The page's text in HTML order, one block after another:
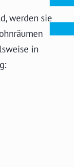
werden sie
in